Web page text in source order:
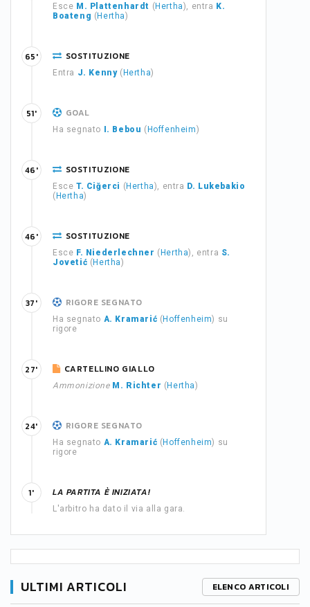
Esce M. Plattenhardt ( Hertha), entra K.
Boateng ( Hertha)
SOSTITUZIONE
Entra J. Kenny( Hertha)
65'
GOAL
Ha segnato I. Bebou ( Hoffenheim)
51'
SOSTITUZIONE
Esce T. Ciğerci ( Hertha), entra D. Lukebakio
( Hertha)
46'
SOSTITUZIONE
Esce F. Niederlechner ( Hertha), entra S.
Jovetić ( Hertha)
46'
RIGORE SEGNATO
Ha segnato A. Kramarić ( Hoffenheim) su
rigore
37'
CARTELLINO GIALLO
Ammonizione M. Richter ( Hertha)
27'
RIGORE SEGNATO
Ha segnato A. Kramarić ( Hoffenheim) su
rigore
24'
LA PARTITA È INIZIATA!
L'arbitro ha dato il via alla gara.
1'
ULTIMI ARTICOLI ELENCO ARTICOLI